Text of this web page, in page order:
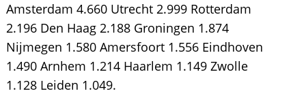
Amsterdam 4.660 Utrecht 2.999 Rotterdam
2.196 Den Haag 2.188 Groningen 1.874
Nijmegen 1.580 Amersfoort 1.556 Eindhoven
1.490 Arnhem 1.214 Haarlem 1.149 Zwolle
1.128 Leiden 1.049.